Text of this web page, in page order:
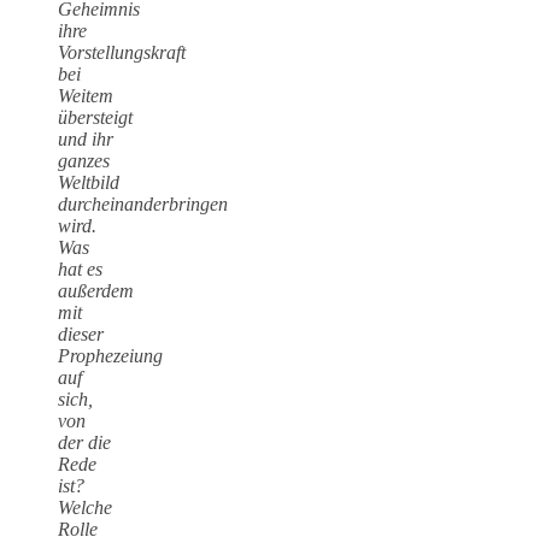
Geheimnis
ihre
Vorstellungskraft
bei
Weitem
übersteigt
und ihr
ganzes
Weltbild
durcheinanderbringen
wird.
Was
hat es
außerdem
mit
dieser
Prophezeiung
auf
sich,
von
der die
Rede
ist?
Welche
Rolle